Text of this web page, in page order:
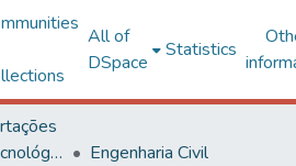
All of
DSpace
Statistics
Ciências Exatas e Tecnológicas
Engenharia Civil